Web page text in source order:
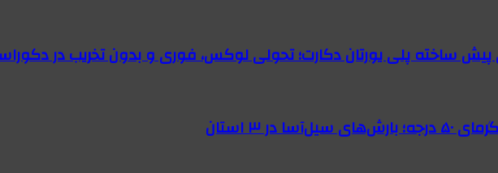
پیش ساخته پلی یورتان دکارت؛ تحولی لوکس، فوری و بدون تخریب در
در ۳ استان